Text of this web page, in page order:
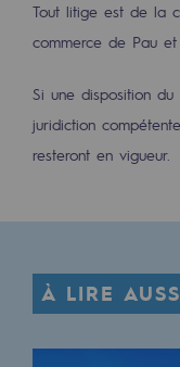
Newsroom
Newsroom
Actualités
Evénements
L'édito
Tout litige est de la
commerce de Pau
Si une disposition
juridiction
resteront en vigueur.
À LIRE